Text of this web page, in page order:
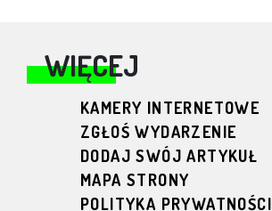
WIĘCEJ
KAMERY INTERNETOWE
ZGŁOŚ WYDARZENIE
DODAJ SWÓJ ARTYKUŁ
MAPA STRONY
POLITYKA PRYWATNOŚCI